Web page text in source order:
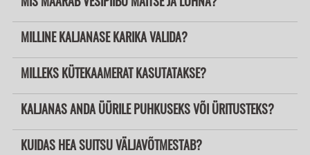
MILLINE KALJANASE KARIKA VALIDA?
MILLEKS KÜTEKAAMERAT KASUTATAKSE?
KALJANAS ANDA ÜÜRILE PUHKUSEKS VÕI ÜRITUSTEKS?
KUIDAS HEA SUITSU VÄLJAVÕTMESTAB?